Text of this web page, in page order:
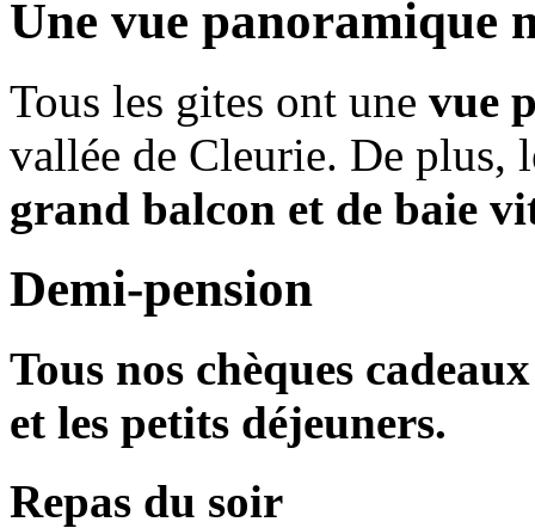
Une vue panoramique
Tous les gites ont une vue
vallée de Cleurie. De plus,
grand balcon et de baie
Demi-pension
Tous nos chèques
et les petits déjeuners.
Repas du soir